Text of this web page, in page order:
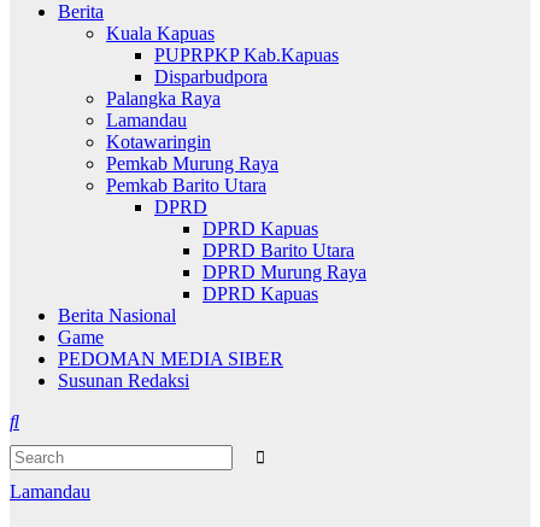
Berita
Kuala Kapuas
PUPRPKP Kab.Kapuas
Disparbudpora
Palangka Raya
Lamandau
Kotawaringin
Pemkab Murung Raya
Pemkab Barito Utara
DPRD
DPRD Kapuas
DPRD Barito Utara
DPRD Murung Raya
DPRD Kapuas
Berita Nasional
Game
PEDOMAN MEDIA SIBER
Susunan Redaksi
Lamandau